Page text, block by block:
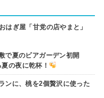
はぎ屋「甘党の店やまと」
で夏のビアガーデン初開
の夜に乾杯！
ンに、桃を2個贅沢に使った